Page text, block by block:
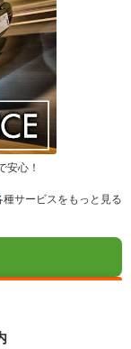
安心！
種サービスをもっと見る